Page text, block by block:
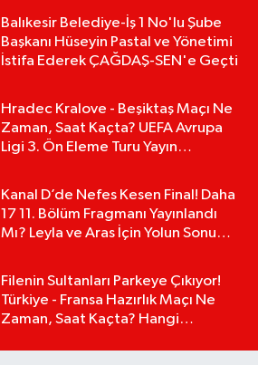
Balıkesir Belediye-İş 1 No'lu Şube
Başkanı Hüseyin Pastal ve Yönetimi
İstifa Ederek ÇAĞDAŞ-SEN'e Geçti
Hradec Kralove - Beşiktaş Maçı Ne
Zaman, Saat Kaçta? UEFA Avrupa
Ligi 3. Ön Eleme Turu Yayın
Kanal D’de Nefes Kesen Final! Daha
17 11. Bölüm Fragmanı Yayınlandı
Mı? Leyla ve Aras İçin Yolun Sonu
Filenin Sultanları Parkeye Çıkıyor!
Türkiye - Fransa Hazırlık Maçı Ne
Zaman, Saat Kaçta? Hangi